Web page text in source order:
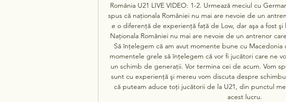
România U21 LIVE VIDEO: 1-2. Urmează meciul cu
spus că naţionala României nu mai are nevoie de un
e o diferenţă de experienţă faţă de Low, dar aşa a fost şi
Naţionala României nu mai are nevoie de un antrenor
Să înţelegem că am avut momente bune cu
momentele grele să înţelegem că vor fi jucători care ne
un schimb de generaţii. Vor termina cei de acum. Vom
sunt cu experienţă şi mereu vom discuta despre
că puteam aduce toţi jucătorii de la U21, din punctul
acest lucru.